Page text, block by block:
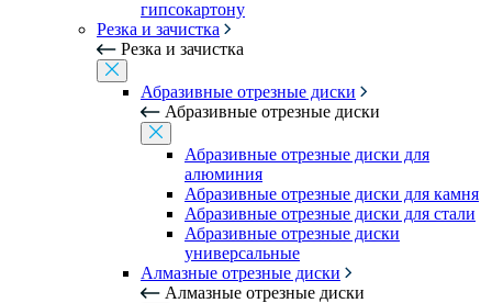
гипсокартону
Резка и зачистка
Резка и зачистка
Абразивные отрезные диски
Абразивные отрезные диски
Абразивные отрезные диски для
алюминия
Абразивные отрезные диски для камня
Абразивные отрезные диски для стали
Абразивные отрезные диски
универсальные
Алмазные отрезные диски
Алмазные отрезные диски